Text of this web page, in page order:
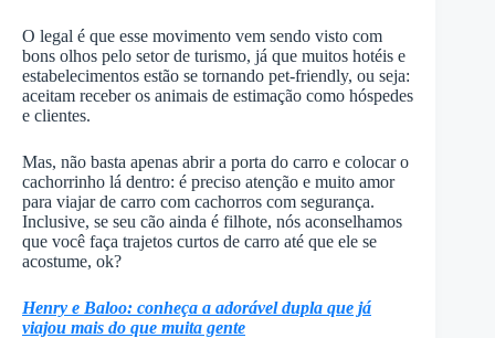
O legal é que esse movimento vem sendo visto com
bons olhos pelo setor de turismo, já que muitos hotéis e
estabelecimentos estão se tornando pet-friendly, ou seja:
aceitam receber os animais de estimação como hóspedes
e clientes.
Mas, não basta apenas abrir a porta do carro e colocar o
cachorrinho lá dentro: é preciso atenção e muito amor
para viajar de carro com cachorros com segurança.
Inclusive, se seu cão ainda é filhote, nós aconselhamos
que você faça trajetos curtos de carro até que ele se
acostume, ok?
Henry e Baloo: conheça a adorável dupla que já
viajou mais do que muita gente